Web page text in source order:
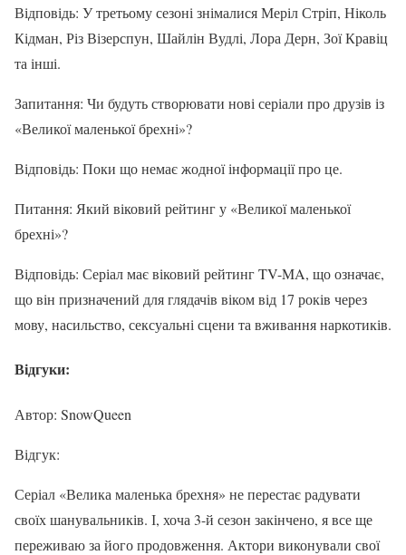
Відповідь: У третьому сезоні знімалися Меріл Стріп, Ніколь
Кідман, Різ Візерспун, Шайлін Вудлі, Лора Дерн, Зої Кравіц
та інші.
Запитання: Чи будуть створювати нові серіали про друзів із
«Великої маленької брехні»?
Відповідь: Поки що немає жодної інформації про це.
Питання: Який віковий рейтинг у «Великої маленької
брехні»?
Відповідь: Серіал має віковий рейтинг TV-MA, що означає,
що він призначений для глядачів віком від 17 років через
мову, насильство, сексуальні сцени та вживання наркотиків.
Відгуки:
Автор: SnowQueen
Відгук:
Серіал «Велика маленька брехня» не перестає радувати
своїх шанувальників. І, хоча 3-й сезон закінчено, я все ще
переживаю за його продовження. Актори виконували свої